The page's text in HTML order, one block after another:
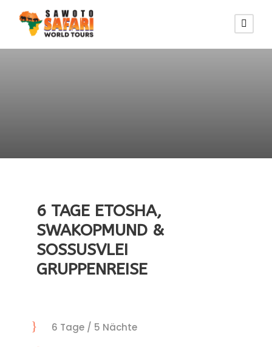
6 TAGE ETOSHA,
SWAKOPMUND &
SOSSUSVLEI
GRUPPENREISE
6 Tage / 5 Nächte